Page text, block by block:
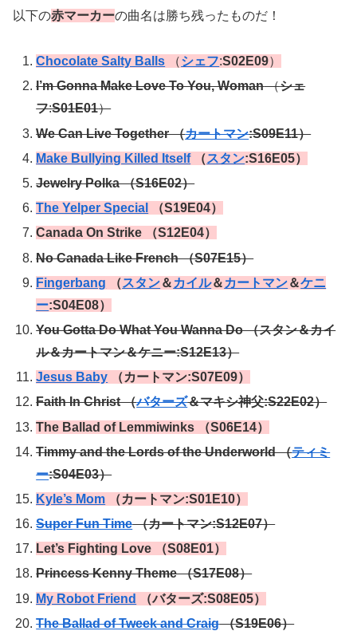
以下の赤マーカーの曲名は勝ち残ったものだ！
Chocolate Salty Balls （シェフ:S02E09）
I’m Gonna Make Love To You, Woman（シェ
フ:S01E01）
We Can Live Together （カートマン:S09E11）
Make Bullying Killed
Itself（スタン:S16E05）
Jewelry Polka （S16E02）
The Yelper Special
（S19E04）
Canada On Strike （S12E04）
No Canada Like French （S07E15）
Fingerbang （スタン＆ カイル＆ カートマン＆ケニ
ー:S04E08）
You Gotta Do What You Wanna Do （スタン＆カイ
ル＆カートマン＆ケニー:S12E13）
Jesus Baby （カートマン:S07E09）
Faith In Christ （バターズ＆マキシ神父:S22E02）
The Ballad of Lemmiwinks （S06E14）
Timmy and the Lords of the Underworld （ティミ
ー:S04E03）
Kyle’s Mom
（カートマン:S01E10）
Super Fun Time（カートマン:S12E07）
Let’s Fighting Love （S08E01）
Princess Kenny Theme （S17E08）
My Robot Friend
（バターズ:S08E05）
The Ballad of Tweek and Craig（S19E06）